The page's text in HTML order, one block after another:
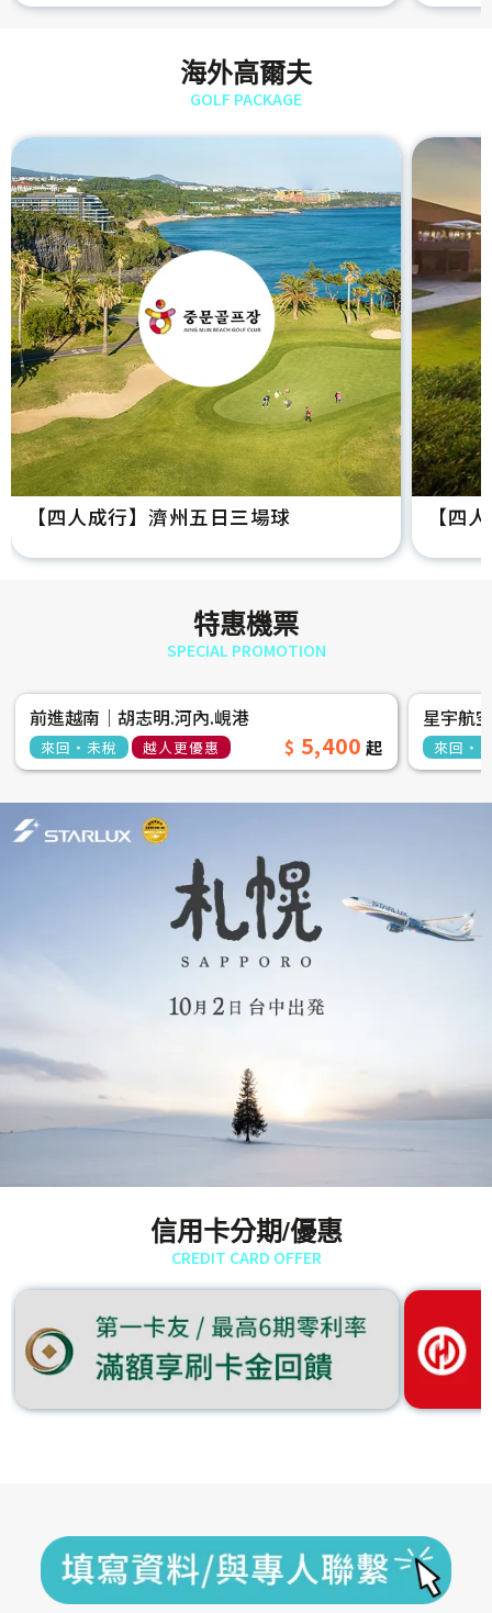
海外高爾夫
GOLF PACKAGE
【四人成行】濟州五日三場球 【四
特惠機票
SPECIAL PROMOTION
前進越南│胡志明.河內.峴港
來回‧未稅 越人更優惠 5,400
星宇航
來回‧
信用卡分期/優惠
CREDIT CARD OFFER